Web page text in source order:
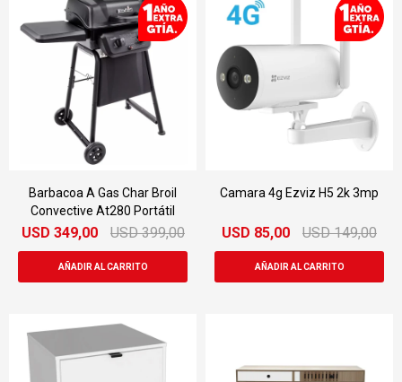
Barbacoa A Gas Char Broil
Convective At280 Portátil
USD 349,00 USD 399,00
Camara 4g Ezviz H5 2k 3mp
USD 85,00 USD 149,00